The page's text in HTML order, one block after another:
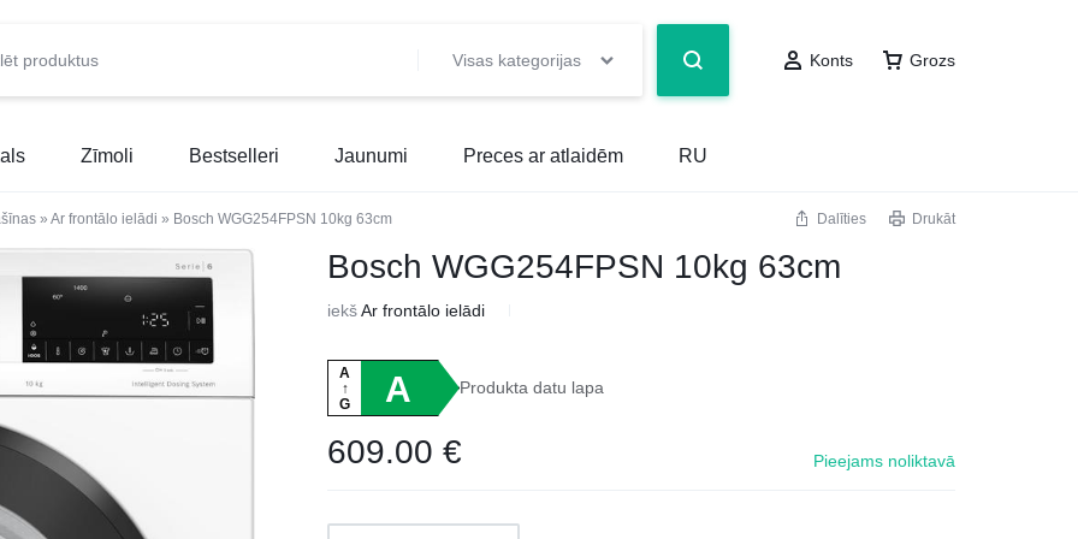
Visas kategorijas Konts Grozs
Zīmoli Bestselleri Jaunumi Preces ar atlaidēm RU
» Ar frontālo ielādi » Bosch WGG254FPSN 10kg 63cm Dalīties Drukāt
Bosch WGG254FPSN 10kg 63cm
iekšAr frontālo ielādi
A
↑
G
A Produkta datu lapa
609.00€ Pieejams noliktavā